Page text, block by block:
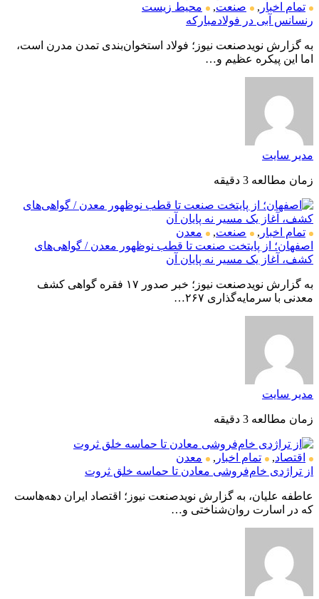
تمام اخبار , صنعت,
محیط زیست
رنسانس آبی در فولادمبارکه
به گزارش نویدصنعت نیوز؛ فولاد استخوان‌بندی تمدن مدرن است،
اما این پیکره عظیم و…
مدیر سایت
زمان مطالعه 3 دقیقه
تمام اخبار , صنعت,
معدن
اصفهان؛ از پایتخت صنعت تا قطب نوظهور معدن / گواهی‌های
کشف، آغاز یک مسیر نه پایان آن
به گزارش نویدصنعت نیوز؛ خبر صدور ۱۷ فقره گواهی کشف
معدنی با سرمایه‌گذاری ۲۶۷…
مدیر سایت
زمان مطالعه 3 دقیقه
اقتصاد, تمام اخبار ,
معدن
از تراژدی خام‌فروشی معادن تا حماسه خلق ثروت
عاطفه علیان، به گزارش نویدصنعت نیوز؛ اقتصاد ایران دهه‌هاست
که در اسارت روان‌شناختی و…